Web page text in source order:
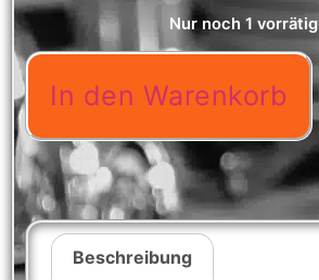
Nur noch 1 vorrätig
In den Warenkorb
Beschreibung